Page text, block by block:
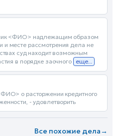
<ФИО> надлежащим образом
месте рассмотрения дела не
суд находит возможным
в порядке заочного еще...
о расторжении кредитного
- удовлетворить
Все похожие дела→